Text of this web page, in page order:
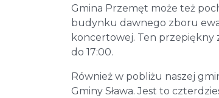
Gmina Przemęt może też
budynku dawnego zboru
koncertowej. Ten przepiękny
do 17:00.
Również w pobliżu naszej
Gminy Sława. Jest to